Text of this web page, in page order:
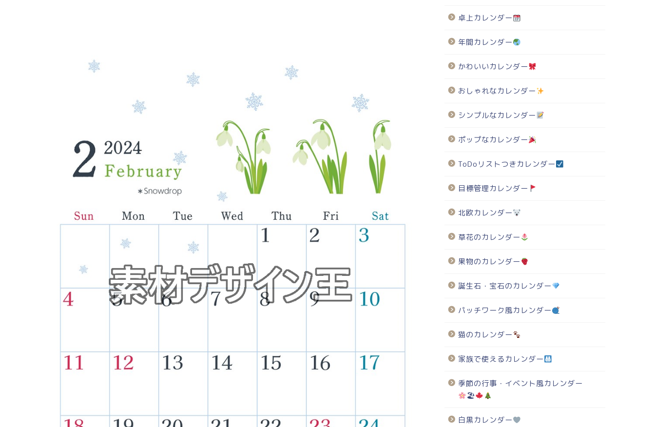
卓上カレンダー
年間カレンダー
かわいいカレンダー
おしゃれなカレンダー
シンプルなカレンダー
ポップなカレンダー
ToDoリストつきカレンダー
目標管理カレンダー
北欧カレンダー
草花のカレンダー
果物のカレンダー
誕生石・宝石のカレンダー
パッチワーク風カレンダー
猫のカレンダー
家族で使えるカレンダー
季節の行事・イベント風カレンダー
🏖
白黒カレンダー